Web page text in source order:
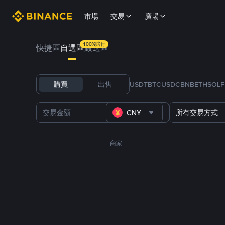
市場 交易 廣場
快捷區自選區嚴選區
100%賠付
購買 出售 USDTBTCUSDCBNBETHSOL
CNY 所有交易方式
商家